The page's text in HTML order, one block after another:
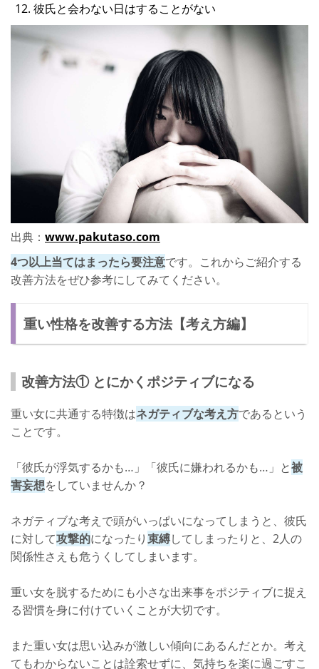
彼氏と会わない日はすることがない
出典： www.pakutaso.com
4つ以上当てはまったら要注意です。これからご紹介する
改善方法をぜひ参考にしてみてください。
重い性格を改善する方法【考え方編】
改善方法① とにかくポジティブになる
重い女に共通する特徴はネガティブな考え方であるという
ことです。
「彼氏が浮気するかも…」「彼氏に嫌われるかも…」と被
害妄想をしていませんか？
ネガティブな考えで頭がいっぱいになってしまうと、彼氏
に対して攻撃的になったり束縛してしまったりと、2人の
関係性さえも危うくしてしまいます。
重い女を脱するためにも小さな出来事をポジティブに捉え
る習慣を身に付けていくことが大切です。
また重い女は思い込みが激しい傾向にあるんだとか。考え
てもわからないことは詮索せずに、気持ちを楽に過ごすこ